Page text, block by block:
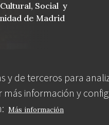
y de terceros para
más información y
Más información
Social y
de Madrid
patrimonio